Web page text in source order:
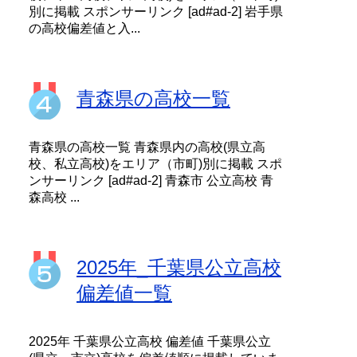
別に掲載 スポンサーリンク [ad#ad-2] 岩手県
の高校偏差値と入...
青森県の高校一覧
青森県の高校一覧 青森県内の高校(県立高
校、私立高校)をエリア（市町)別に掲載 スポ
ンサーリンク [ad#ad-2] 青森市 公立高校 青
森高校 ...
2025年_千葉県公立高校
偏差値一覧
2025年 千葉県公立高校 偏差値 千葉県公立